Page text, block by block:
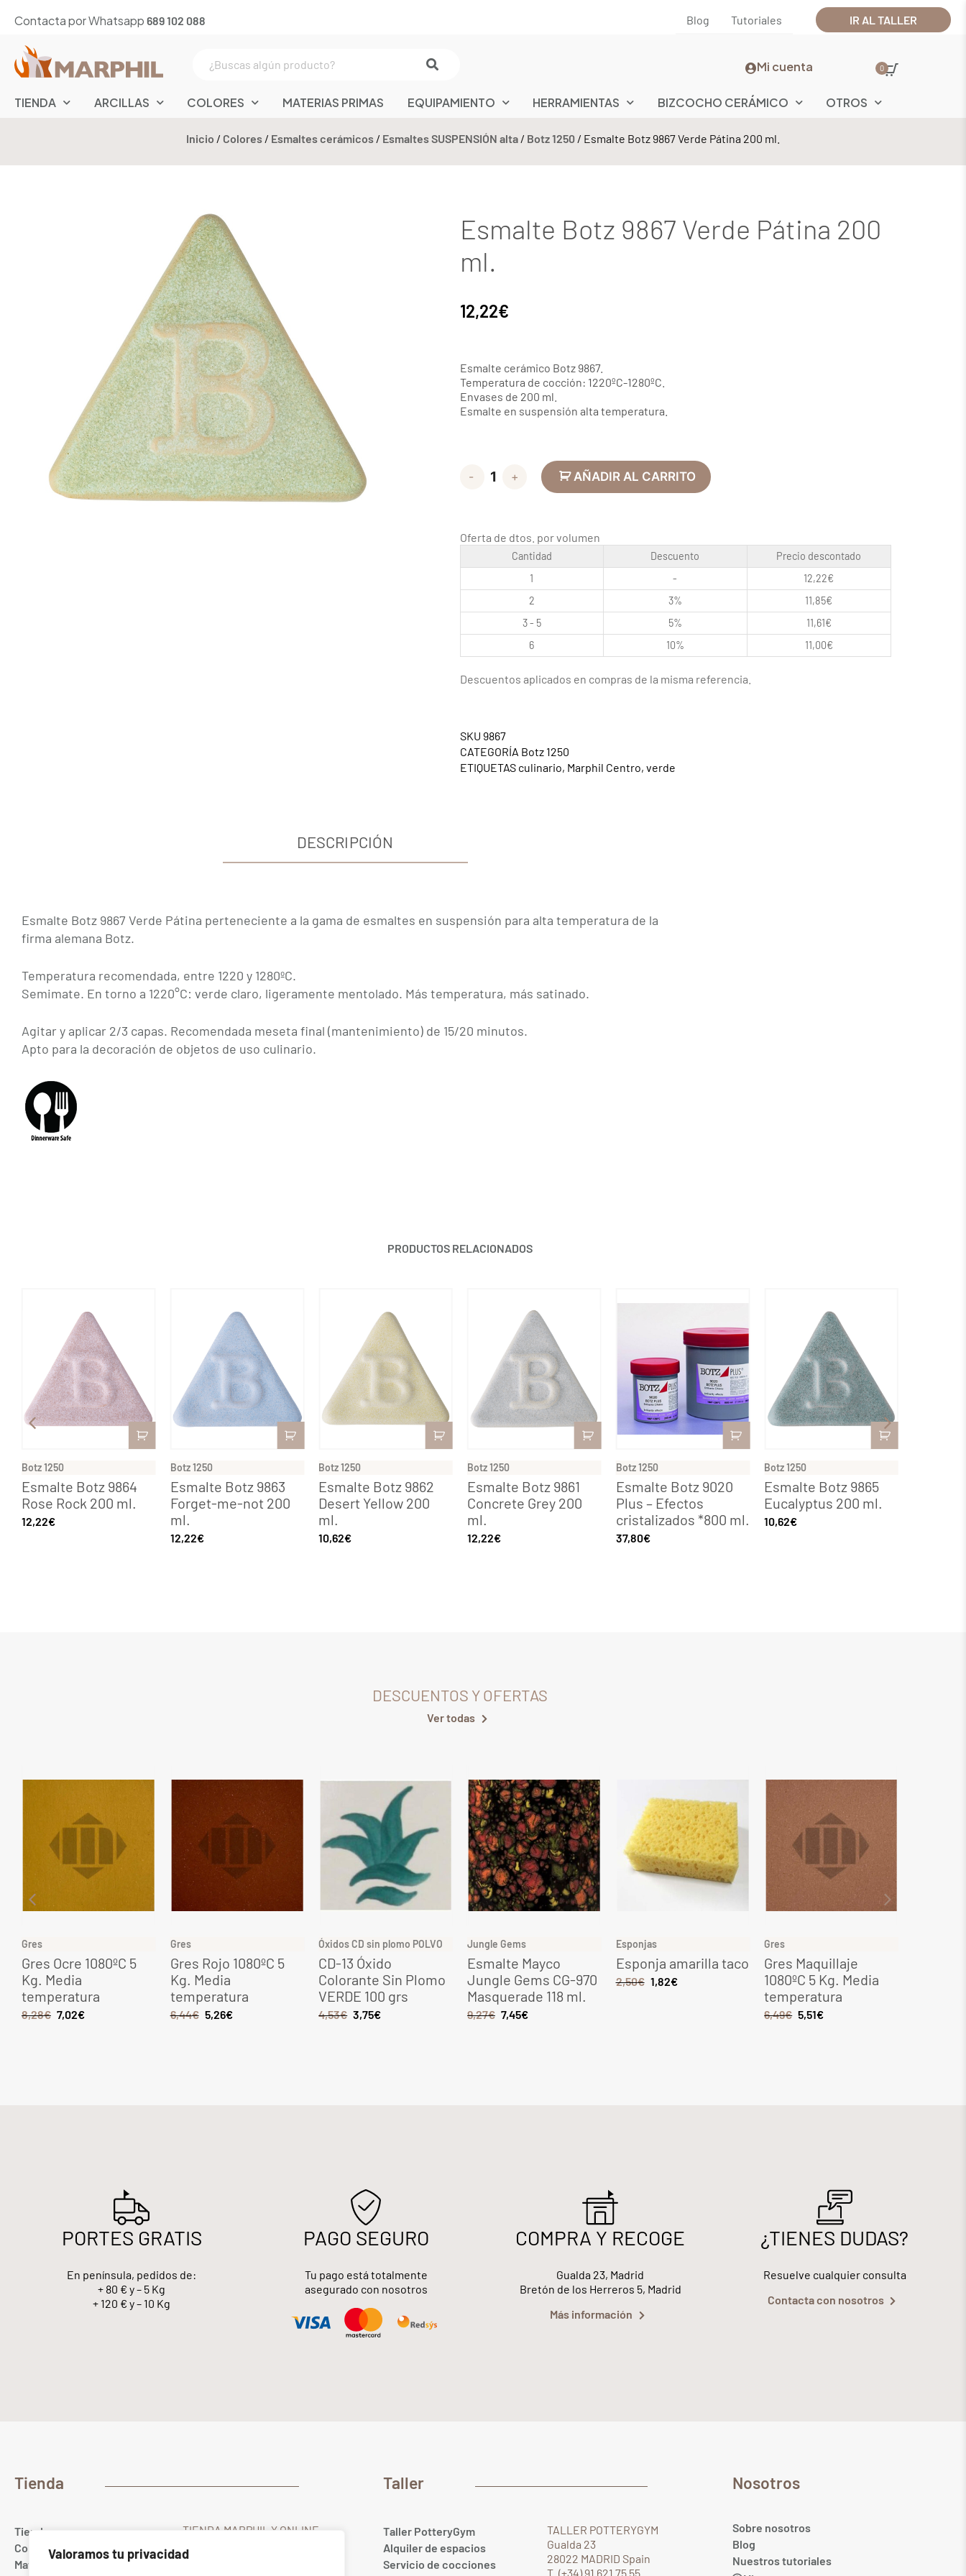
Valoramos tu privacidad
Contacta por Whatsapp 689 102 088 Blog Tutoriales IR AL TALLER
Mi cuenta 0
TIENDA ARCILLAS COLORES MATERIAS PRIMAS EQUIPAMIENTO HERRAMIENTAS BIZCOCHO CERÁMICO OTROS
Inicio / Colores / Esmaltes cerámicos / Esmaltes SUSPENSIÓN alta / Botz 1250 / Esmalte Botz 9867 Verde Pátina 200 ml.
Esmalte Botz 9867 Verde Pátina 200
ml.
12,22€
Esmalte cerámico Botz 9867.
Temperatura de cocción: 1220ºC-1280ºC.
Envases de 200 ml.
Esmalte en suspensión alta temperatura.
- + AÑADIR AL CARRITO
Oferta de dtos. por volumen
Cantidad Descuento
Precio descontado
1
- 12,22€
2
3% 11,85€
3 - 5
5% 11,61€
6
10% 11,00€
Descuentos aplicados en compras de la misma referencia.
SKU 9867
CATEGORÍA Botz 1250
ETIQUETAS culinario, Marphil Centro, verde
DESCRIPCIÓN
Esmalte Botz 9867 Verde Pátina perteneciente a la gama de esmaltes en suspensión para alta temperatura de la
firma alemana Botz.
Temperatura recomendada, entre 1220 y 1280ºC.
Semimate. En torno a 1220°C: verde claro, ligeramente mentolado. Más temperatura, más satinado.
Agitar y aplicar 2/3 capas. Recomendada meseta final (mantenimiento) de 15/20 minutos.
Apto para la decoración de objetos de uso culinario.
PRODUCTOS RELACIONADOS
Botz 1250
Esmalte Botz 9864
Rose Rock 200 ml.
12,22€
Botz 1250
Esmalte Botz 9863
Forget-me-not 200
ml.
12,22€
Botz 1250
Esmalte Botz 9862
Desert Yellow 200
ml.
10,62€
Botz 1250
Esmalte Botz 9861
Concrete Grey 200
ml.
12,22€
Botz 1250
Esmalte Botz 9020
Plus – Efectos
cristalizados *800 ml.
37,80€
Botz 1250
Esmalte Botz 9865
Eucalyptus 200 ml.
10,62€
DESCUENTOS Y OFERTAS
Ver todas
Gres
Gres Ocre 1080ºC 5
Kg. Media
temperatura
8,28€ 7,02€
Gres
Gres Rojo 1080ºC 5
Kg. Media
temperatura
6,44€ 5,26€
Óxidos CD sin plomo POLVO
CD-13 Óxido
Colorante Sin Plomo
VERDE 100 grs
4,53€ 3,75€
Jungle Gems
Esmalte Mayco
Jungle Gems CG-970
Masquerade 118 ml.
9,27€ 7,45€
Esponjas
Esponja amarilla taco
2,50€ 1,82€
Gres
Gres Maquillaje
1080ºC 5 Kg. Media
temperatura
6,49€ 5,51€
PORTES GRATIS
En península, pedidos de:
+ 80 € y – 5 Kg
+ 120 € y – 10 Kg
PAGO SEGURO
Tu pago está totalmente
asegurado con nosotros
COMPRA Y RECOGE
Gualda 23, Madrid
Bretón de los Herreros 5, Madrid
Más información
¿TIENES DUDAS?
Resuelve cualquier consulta
Contacta con nosotros
Tienda
Tienda
Colores
Materias primas
TIENDA MARPHIL Y ONLINE
28022 MADRID Spain
Taller
Taller PotteryGym
Alquiler de espacios
Servicio de cocciones
TALLER POTTERYGYM
Gualda 23
28022 MADRID Spain
T. (+34) 91 621 75 55
Nosotros
Sobre nosotros
Blog
Nuestros tutoriales